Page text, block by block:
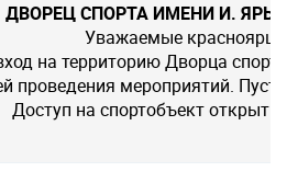
ДВОРЕЦ СПОРТА ИМЕНИ И.
Уважаемые красноярцы
на территорию Дворца
проведения мероприятий.
Доступ на спортобъект